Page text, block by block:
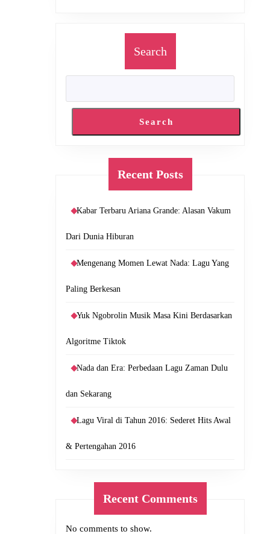
Search
Search
Recent Posts
Kabar Terbaru Ariana Grande: Alasan Vakum
Dari Dunia Hiburan
Mengenang Momen Lewat Nada: Lagu Yang
Paling Berkesan
Yuk Ngobrolin Musik Masa Kini Berdasarkan
Algoritme Tiktok
Nada dan Era: Perbedaan Lagu Zaman Dulu
dan Sekarang
Lagu Viral di Tahun 2016: Sederet Hits Awal
& Pertengahan 2016
Recent Comments
No comments to show.